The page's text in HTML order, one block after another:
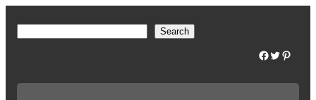
r
Search
Facebook Twitter Pinterest